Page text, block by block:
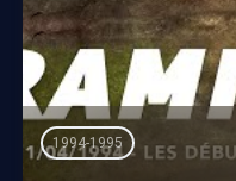
1994-1995